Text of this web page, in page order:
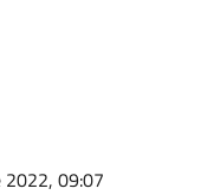
2022, 09:07